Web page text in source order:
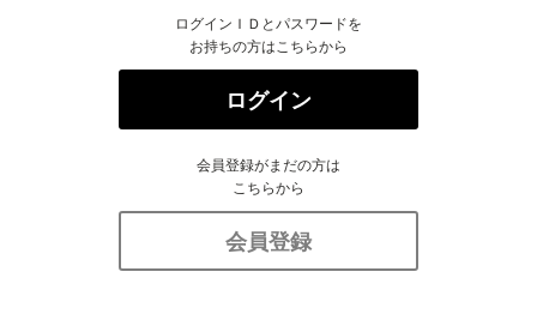
ログインＩＤとパスワードを
お持ちの方はこちらから
ログイン
会員登録がまだの方は
こちらから
会員登録